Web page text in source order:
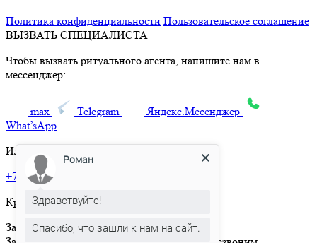
Политика конфиденциальности Пользовательское соглашение
ВЫЗВАТЬ СПЕЦИАЛИСТА
Чтобы вызвать ритуального агента, напишите нам в
мессенджер:
max Telegram
Яндекс.Месенджер
What’sApp
Или позвоните по телефону:
+7 495 150-36-47
Круглосуточная горячая линия
Заказать товар
Роман
Здравствуйте!
Спасибо, что зашли к нам на сайт.